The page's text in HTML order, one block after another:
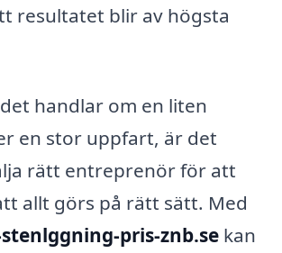
resultatet blir av högsta
handlar om en liten
en stor uppfart, är det
rätt entreprenör för att
allt görs på rätt sätt. Med
pris-znb.se kan